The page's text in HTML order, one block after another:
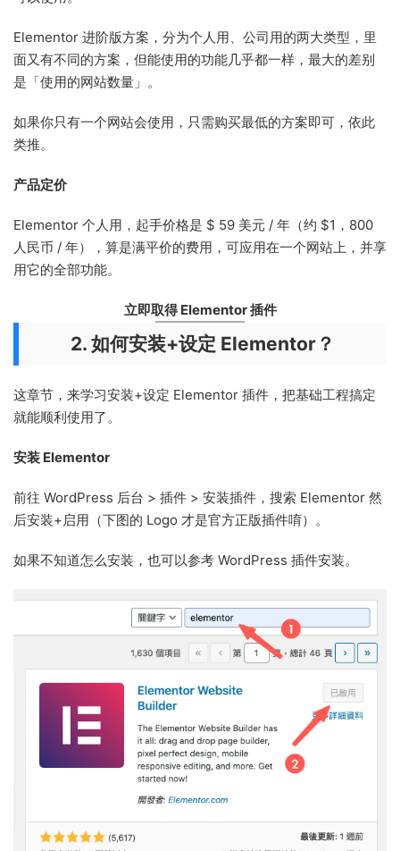
Elementor 进阶版方案，分为个人用、公司用的两大类型，里
面又有不同的方案，但能使用的功能几乎都一样，最大的差别
是「使用的网站数量」。
如果你只有一个网站会使用，只需购买最低的方案即可，依此
类推。
产品定价
Elementor 个人用，起手价格是 $ 59 美元 / 年（约 $1，800
人民币 / 年），算是满平价的费用，可应用在一个网站上，并享
用它的全部功能。
立即取得 Elementor 插件
2. 如何安装+设定 Elementor？
这章节，来学习安装+设定 Elementor 插件，把基础工程搞定
就能顺利使用了。
安装 Elementor
前往 WordPress 后台 > 插件 > 安装插件，搜索 Elementor 然
后安装+启用（下图的 Logo 才是官方正版插件唷）。
如果不知道怎么安装，也可以参考 WordPress 插件安装。